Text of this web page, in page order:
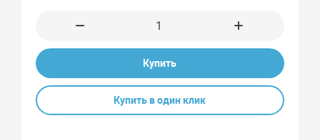
Купить
Купить в один клик